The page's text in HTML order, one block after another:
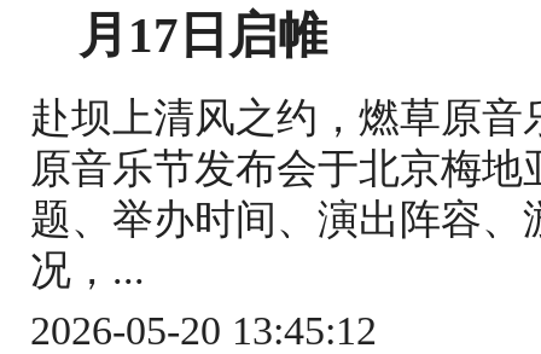
月17日启帷
赴坝上清风之约，燃草原音
原音乐节发布会于北京梅
题、举办时间、演出阵容
况，...
2026-05-20 13:45:12